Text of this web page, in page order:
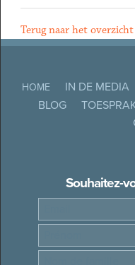
Terug naar het overzicht
HOME IN DE MEDIA
BLOG
Souhaitez-